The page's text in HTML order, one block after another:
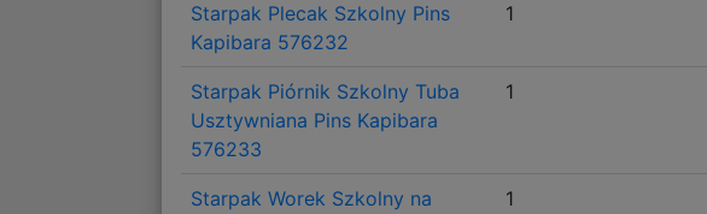
Starpak Plecak Szkolny Pins
Kapibara 576232
1
Starpak Piórnik Szkolny Tuba
Usztywniana Pins Kapibara
576233
1
Starpak Worek Szkolny na
1